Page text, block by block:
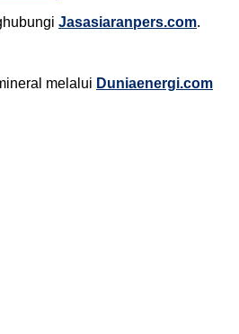
Jasasiaranpers.com.
melalui Duniaenergi.com